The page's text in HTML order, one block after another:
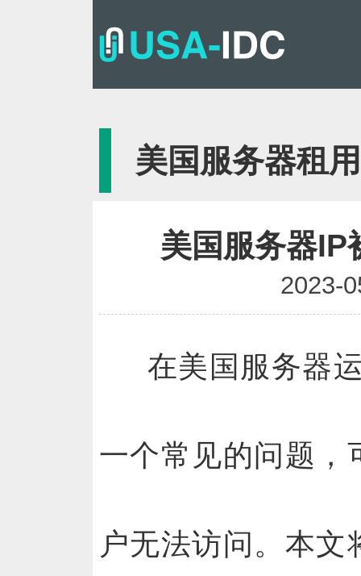
美国服务器租
美国服务器IP
2023-
在美国服务器
一个常见的问题，
户无法访问。本文